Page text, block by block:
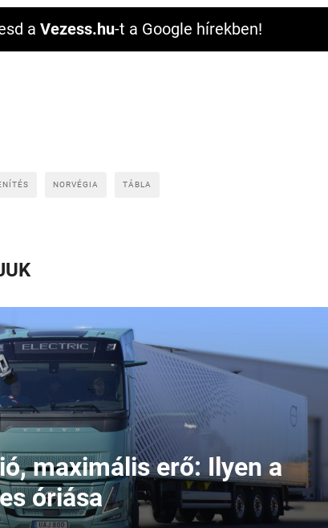
a Vezess.hu-t a Google hírekben!
NORVÉGIA TÁBLA
maximális erő: Ilyen a
óriása